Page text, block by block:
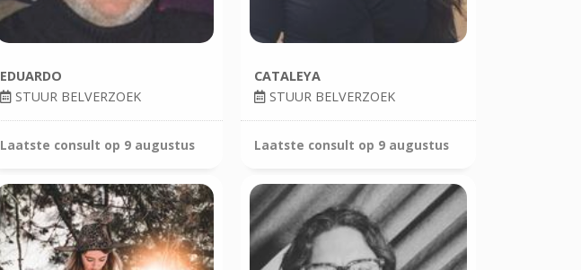
EDUARDO
STUUR BELVERZOEK
Laatste consult op 9 augustus
CATALEYA
STUUR BELVERZOEK
Laatste consult op 9 augustus